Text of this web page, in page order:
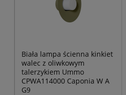
Biała lampa ścienna kinkiet
walec z oliwkowym
talerzykiem Ummo
CPWA114000 Caponia W A
G9